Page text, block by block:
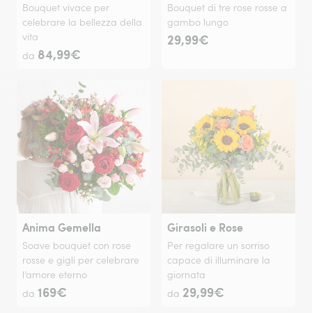
Bouquet vivace per
celebrare la bellezza della
vita
da 84,99€
Bouquet di tre rose rosse a
gambo lungo
29,99€
Anima Gemella
Soave bouquet con rose
rosse e gigli per celebrare
l’amore eterno
da 169€
Girasoli e Rose
Per regalare un sorriso
capace di illuminare la
giornata
da 29,99€